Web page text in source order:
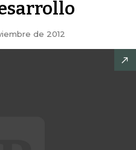
de 2012